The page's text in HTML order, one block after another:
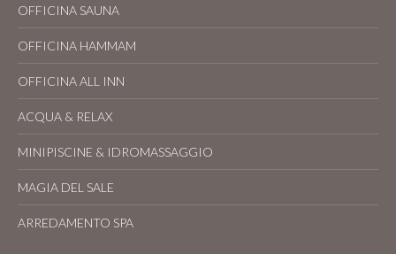
OFFICINA SAUNA
OFFICINA HAMMAM
OFFICINA ALL INN
ACQUA & RELAX
MINIPISCINE & IDROMASSAGGIO
MAGIA DEL SALE
ARREDAMENTO SPA